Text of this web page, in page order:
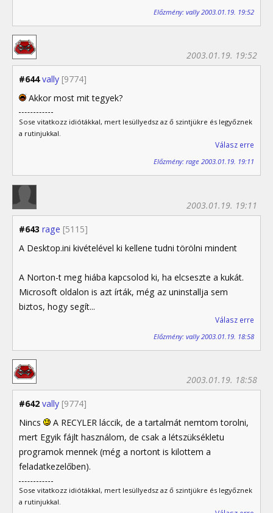
Előzmény: vally 2003.01.19. 19:52
#644 vally [9774]
2003.01.19. 19:52
Akkor most mit tegyek?
Sose vitatkozz idiótákkal, mert lesüllyedsz az ő szintjükre és legyőznek
a rutinjukkal.
Válasz erre
Előzmény: rage 2003.01.19. 19:11
#643 rage [5115]
2003.01.19. 19:11
A Desktop.ini kivételével ki kellene tudni törölni mindent
A Norton-t meg hiába kapcsolod ki, ha elcseszte a kukát.
Microsoft oldalon is azt írták, még az uninstallja sem
biztos, hogy segít...
Válasz erre
Előzmény: vally 2003.01.19. 18:58
#642 vally [9774]
2003.01.19. 18:58
Nincs
A RECYLER láccik, de a tartalmát nemtom torolni,
mert Egyik fájlt használom, de csak a létszüksékletu
programok mennek (még a nortont is kilottem a
feladatkezelőben).
Sose vitatkozz idiótákkal, mert lesüllyedsz az ő szintjükre és legyőznek
a rutinjukkal.